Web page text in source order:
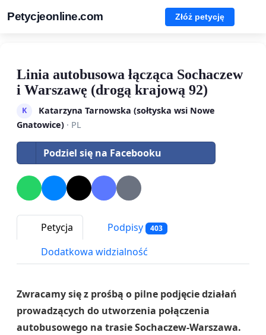
Petycjeonline.com Złóż petycję
Linia autobusowa łącząca Sochaczew
i Warszawę (drogą krajową 92)
K
Katarzyna Tarnowska (sołtyska wsi Nowe
Gnatowice) · PL
Podziel się na Facebooku
Petycja Podpisy 403
Dodatkowa widzialność
Zwracamy się z prośbą o pilne podjęcie działań
prowadzących do utworzenia połączenia
autobusowego na trasie Sochaczew-Warszawa.